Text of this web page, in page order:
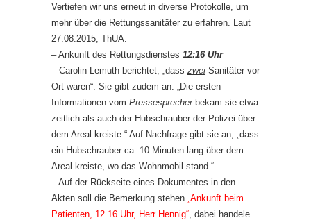
Vertiefen wir uns erneut in diverse Protokolle, um
mehr über die Rettungssanitäter zu erfahren. Laut
27.08.2015, ThUA:
– Ankunft des Rettungsdienstes 12:16 Uhr
– Carolin Lemuth berichtet, „dass zwei Sanitäter vor
Ort waren“. Sie gibt zudem an: „Die ersten
Informationen vom Pressesprecherbekam sie etwa
zeitlich als auch der Hubschrauber der Polizei über
dem Areal kreiste.“ Auf Nachfrage gibt sie an, „dass
ein Hubschrauber ca. 10 Minuten lang über dem
Areal kreiste, wo das Wohnmobil stand.“
– Auf der Rückseite eines Dokumentes in den
Akten soll die Bemerkung stehen „Ankunft beim
Patienten, 12.16 Uhr, Herr Hennig“ , dabei handele